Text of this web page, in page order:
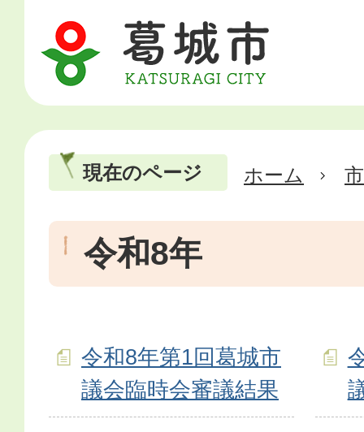
現在のページ ホーム
令和8年
令和8年第1回葛城市
議会臨時会審議結果